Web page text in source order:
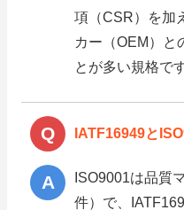
項（CSR）を加
カー（OEM）と
とが多い規格です
IATF16949と
ISO9001は品質
件）で、